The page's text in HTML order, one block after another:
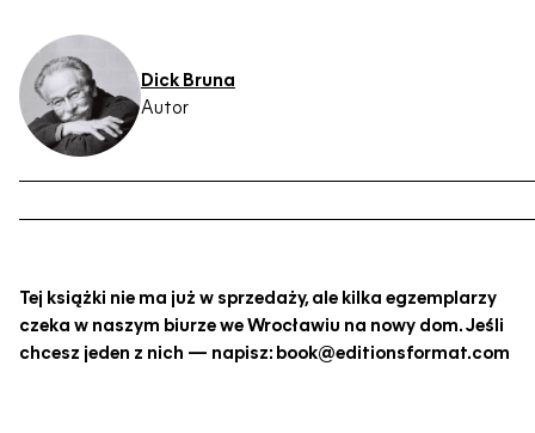
Dick Bruna
Autor
Tej książki nie ma już w sprzedaży, ale kilka egzemplarzy
czeka w naszym biurze we Wrocławiu na nowy dom. Jeśli
chcesz jeden z nich — napisz: book@editionsformat.com